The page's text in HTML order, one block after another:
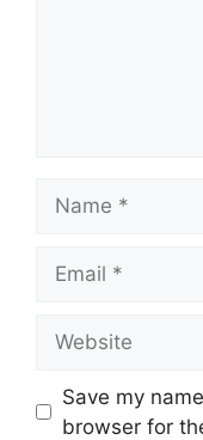
Save my
browser for